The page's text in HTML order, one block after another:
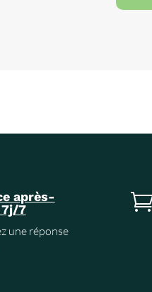
après-
7j/7
une réponse